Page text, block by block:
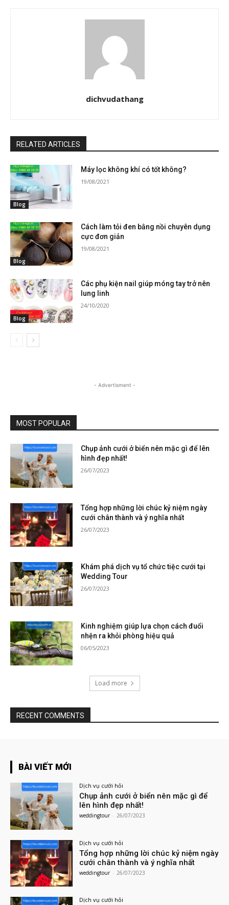
dichvudathang
RELATED ARTICLES
Blog
Máy lọc không khí có tốt không?
19/08/2021
Blog
Cách làm tỏi đen bằng nồi chuyên dụng
cực đơn giản
19/08/2021
Blog
Các phụ kiện nail giúp móng tay trở nên
lung linh
24/10/2020
- Advertisment -
MOST POPULAR
Chụp ảnh cưới ở biển nên mặc gì để lên
hình đẹp nhất!
26/07/2023
Tổng hợp những lời chúc kỷ niệm ngày
cưới chân thành và ý nghĩa nhất
26/07/2023
Khám phá dịch vụ tổ chức tiệc cưới tại
Wedding Tour
26/07/2023
Kinh nghiệm giúp lựa chọn cách đuổi
nhện ra khỏi phòng hiệu quả
06/05/2023
Load more
RECENT COMMENTS
BÀI VIẾT MỚI
Dịch vụ cưới hỏi
Chụp ảnh cưới ở biển nên mặc gì để
lên hình đẹp nhất!
weddingtour - 26/07/2023
Dịch vụ cưới hỏi
Tổng hợp những lời chúc kỷ niệm ngày
cưới chân thành và ý nghĩa nhất
weddingtour - 26/07/2023
Dịch vụ cưới hỏi